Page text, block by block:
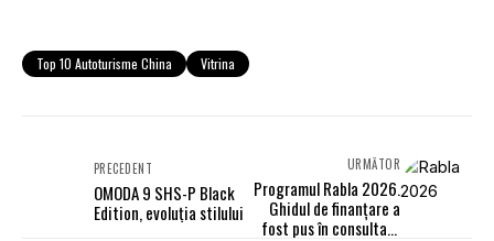
Top 10 Autoturisme China Vitrina
PRECEDENT
OMODA 9 SHS-P Black
Edition, evoluția stilului
URMĂTOR
Programul Rabla 2026.
Ghidul de finanțare a
fost pus în consultare